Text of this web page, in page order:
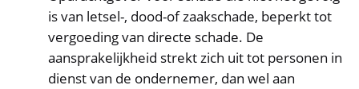
is van letsel-, dood-of zaakschade, beperkt tot
vergoeding van directe schade. De
aansprakelijkheid strekt zich uit tot personen in
dienst van de ondernemer, dan wel aan